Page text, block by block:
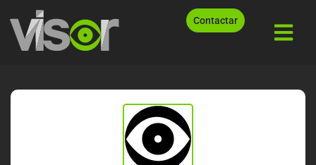
Contactar